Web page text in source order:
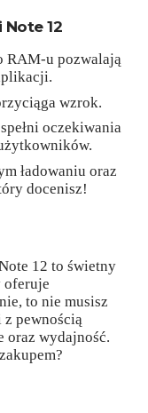
12
RAM-u pozwalają
wzrok.
oczekiwania
ładowaniu oraz
docenisz!
12 to świetny
oferuje
to nie musisz
z pewnością
oraz wydajność.